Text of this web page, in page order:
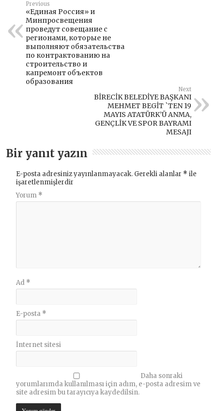
Previous
«Единая Россия» и
Минпросвещения
проведут совещание с
регионами, которые не
выполняют обязательства
по контрактованию на
строительство и
капремонт объектов
образования
Next
BİRECİK BELEDİYE BAŞKANI
MEHMET BEGİT `TEN 19
MAYIS ATATÜRK’Ü ANMA,
GENÇLİK VE SPOR BAYRAMI
MESAJI
Bir yanıt yazın
E-posta adresiniz yayınlanmayacak. Gerekli alanlar * ile
işaretlenmişlerdir
Yorum *
Ad *
E-posta *
İnternet sitesi
Daha sonraki
yorumlarımda kullanılması için adım, e-posta adresim ve
site adresim bu tarayıcıya kaydedilsin.